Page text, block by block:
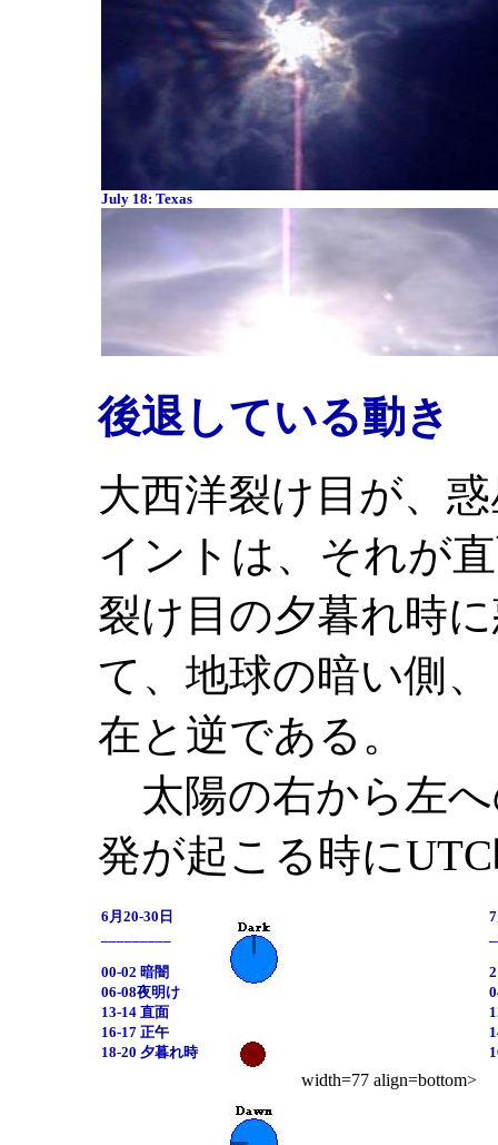
July 18: Texas
後退している動き
大西洋裂け目が、
イントは、それが
裂け目の夕暮れ時
て、地球の暗い側
在と逆である。
太陽の右から左へ
発が起こる時に
6月20-30日
00-02 暗闇
06-08夜明け
13-14 直面
16-17 正午
18-20 夕暮れ時
width=77 align=bottom>